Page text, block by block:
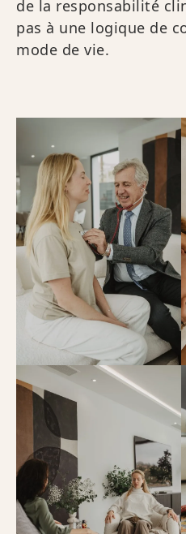
de la responsabilité
pas à une logique de
mode de vie.